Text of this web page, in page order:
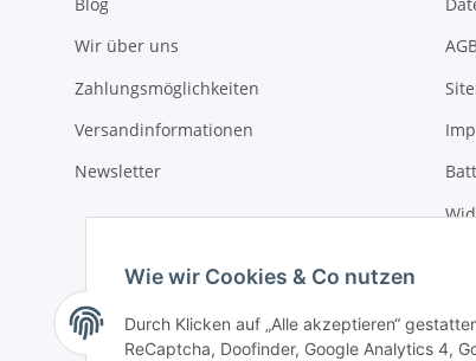
Wir über uns
Zahlungsmöglichkeiten
Versandinformationen
Newsletter
Wie wir Cookies & Co nutzen
Durch Klicken auf „Alle akzeptieren“
ReCaptcha, Doofinder, Google Analytics 4,